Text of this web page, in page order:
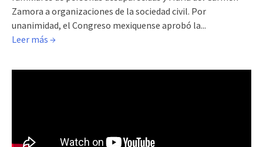
Zamora a organizaciones de la sociedad civil. Por
unanimidad, el Congreso mexiquense aprobó la...
Leer más →